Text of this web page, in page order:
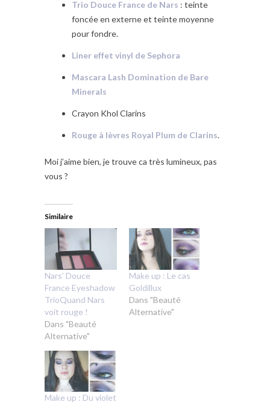
Trio Douce France de Nars : teinte
foncée en externe et teinte moyenne
pour fondre.
Liner effet vinyl de Sephora
Mascara Lash Domination de Bare
Minerals
Crayon Khol Clarins
Rouge à lèvres Royal Plum de Clarins.
Moi j’aime bien, je trouve ca très lumineux, pas
vous ?
Similaire
Nars’ Douce
France Eyeshadow
TrioQuand Nars
voit rouge !
Dans "Beauté
Alternative"
Make up : Le cas
Goldillux
Dans "Beauté
Alternative"
Make up : Du violet